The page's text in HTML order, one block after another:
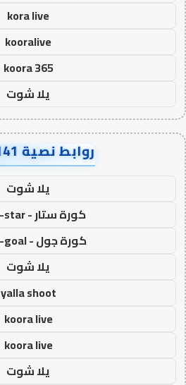
kora live
kooralive
koora 365
يلا شوت
روابط نصية AA90141
يلا شوت
كورة ستار - koora-star
كورة جول - koora-goal
يلا شوت
yalla shoot
koora live
koora live
يلا شوت